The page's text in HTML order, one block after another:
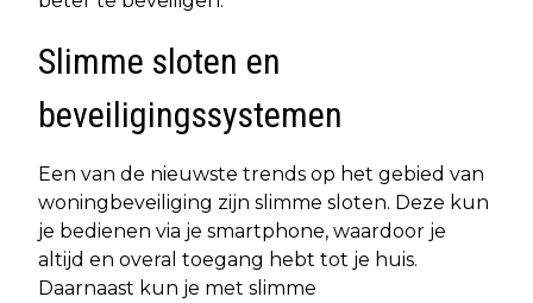
Slimme sloten en
beveiligingssystemen
Een van de nieuwste trends op het gebied van
woningbeveiliging zijn slimme sloten. Deze kun
je bedienen via je smartphone, waardoor je
altijd en overal toegang hebt tot je huis.
Daarnaast kun je met slimme